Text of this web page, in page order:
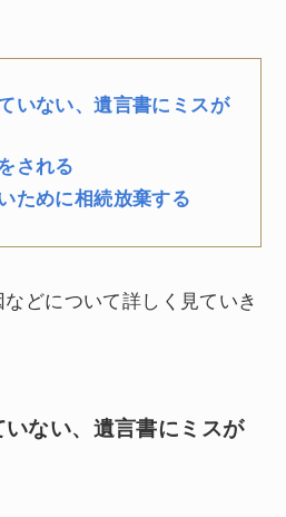
いない、遺言書にミスが
される
ために相続放棄する
どについて詳しく見ていき
ない、遺言書にミスが